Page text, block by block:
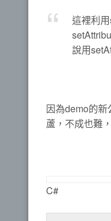
這裡利
說用
因為demo的
蘆，不成也難
C#